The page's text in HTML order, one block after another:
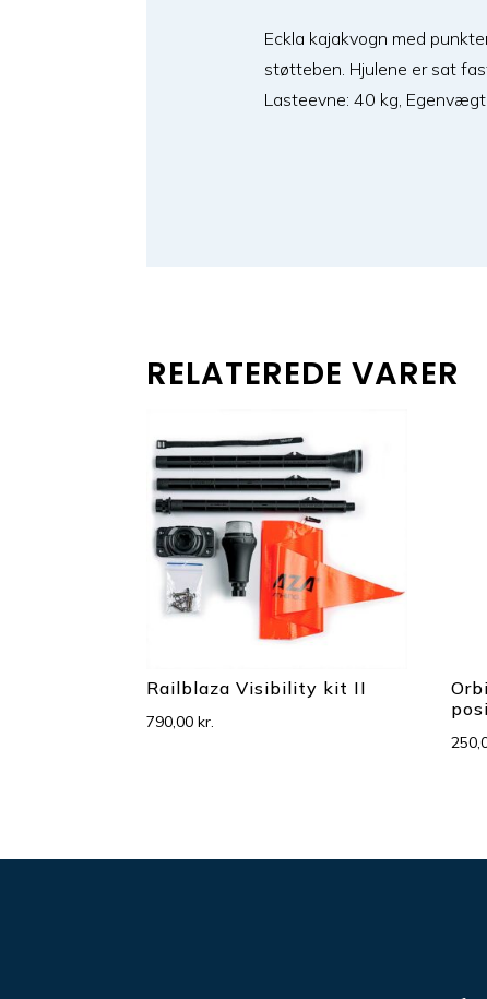
Eckla kajakvogn med
støtteben. Hjulene er sat
Lasteevne: 40 kg,
RELATEREDE VARER
Railblaza Visibility kit II
790,00kr.